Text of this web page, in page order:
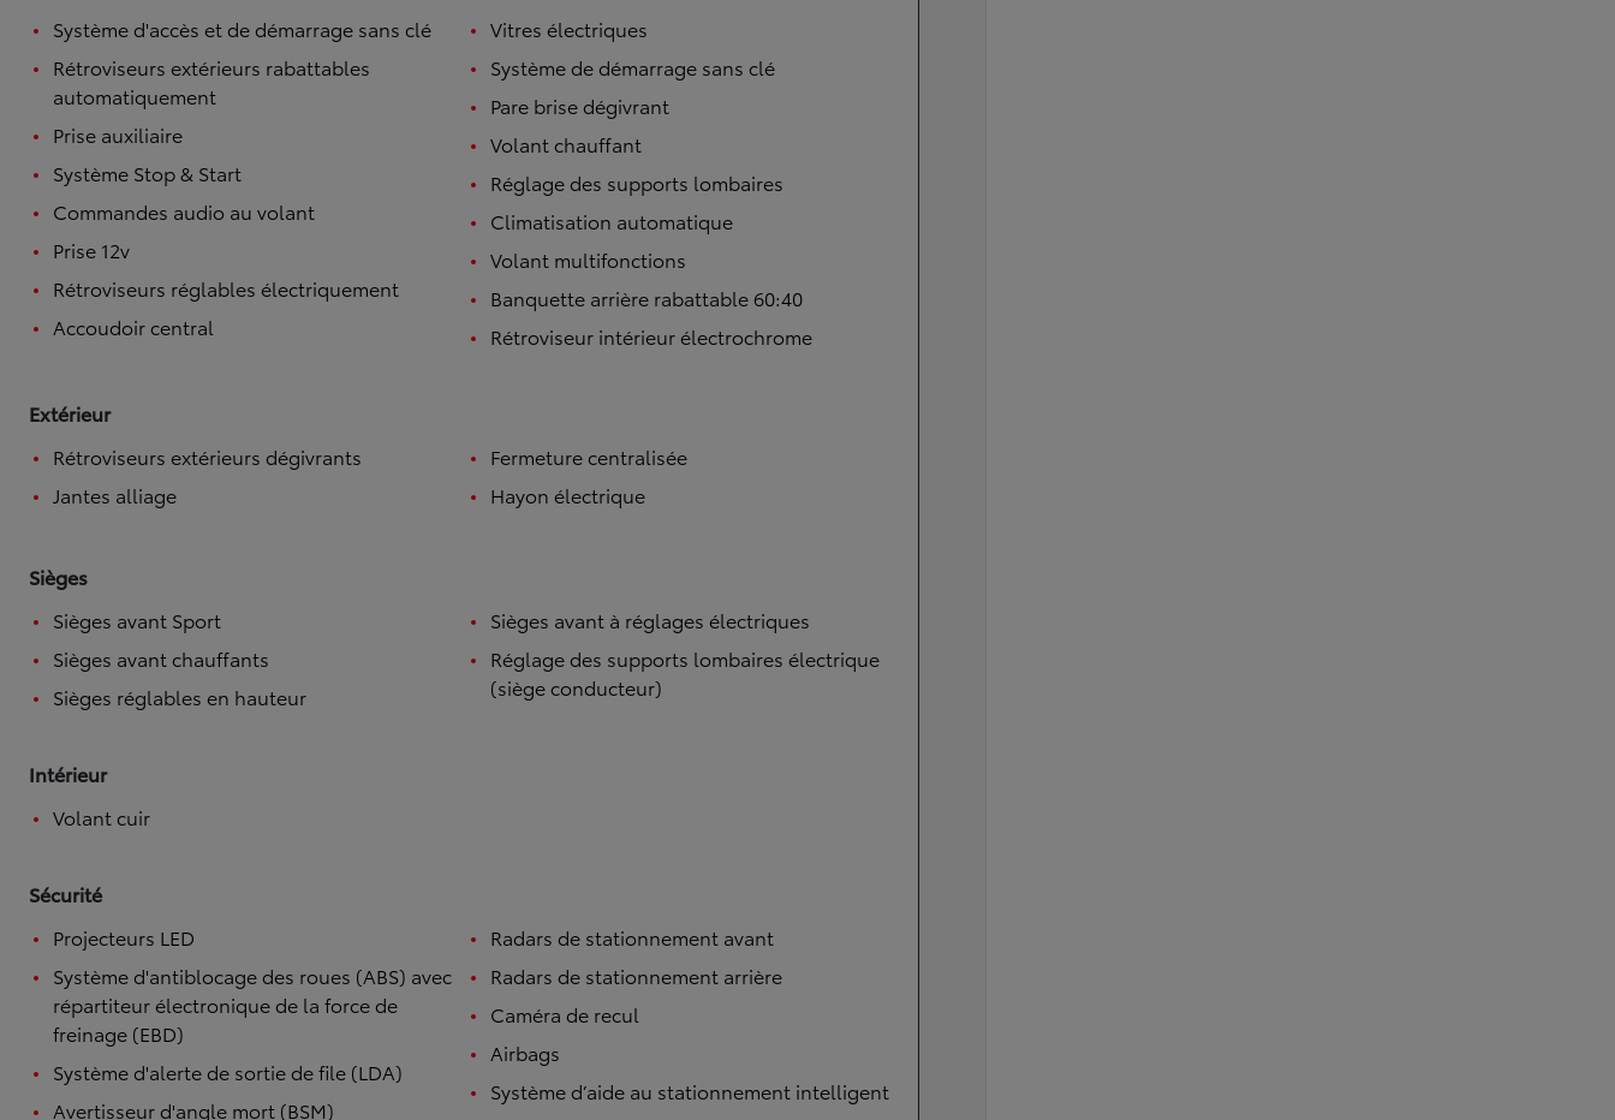
Système d'accès et de démarrage sans clé
Rétroviseurs extérieurs rabattables
automatiquement
Prise auxiliaire
Système Stop & Start
Commandes audio au volant
Prise 12v
Rétroviseurs réglables électriquement
Accoudoir central
Vitres électriques
Système de démarrage sans clé
Pare brise dégivrant
Volant chauffant
Réglage des supports lombaires
Climatisation automatique
Volant multifonctions
Banquette arrière rabattable 60:40
Rétroviseur intérieur électrochrome
Extérieur
Rétroviseurs extérieurs dégivrants
Jantes alliage
Fermeture centralisée
Hayon électrique
Sièges
Sièges avant Sport
Sièges avant chauffants
Sièges réglables en hauteur
Sièges avant à réglages électriques
Réglage des supports lombaires électrique
(siège conducteur)
Intérieur
Volant cuir
Sécurité
Projecteurs LED
Système d'antiblocage des roues (ABS) avec
répartiteur électronique de la force de
freinage (EBD)
Système d'alerte de sortie de file (LDA)
Avertisseur d'angle mort (BSM)
Radars de stationnement avant
Radars de stationnement arrière
Caméra de recul
Airbags
Système d’aide au stationnement intelligent